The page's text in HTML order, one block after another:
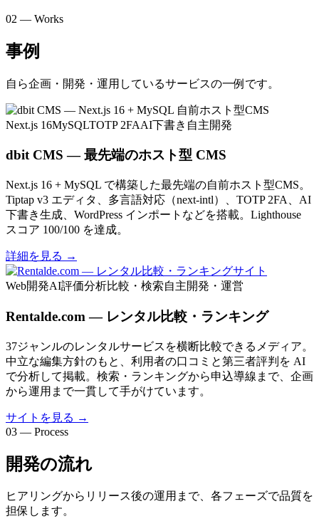
02 — Works
事例
自ら企画・開発・運用しているサービスの一例です。
Next.js 16MySQLTOTP 2FAAI下書き 自主開発
dbit CMS — 最先端のホスト型 CMS
Next.js 16 + MySQL で構築した最先端の自前ホスト型CMS。
Tiptap v3 エディタ、多言語対応（next-intl）、TOTP 2FA、AI
下書き生成、WordPress インポートなどを搭載。Lighthouse
スコア 100/100 を達成。
詳細を見る →
Web開発AI評価分析比較・検索自主開発・運営
Rentalde.com — レンタル比較・ランキング
37ジャンルのレンタルサービスを横断比較できるメディア。
中立な編集方針のもと、利用者の口コミと第三者評判を AI
で分析して掲載。検索・ランキングから申込導線まで、企画
から運用まで一貫して手がけています。
サイトを見る →
03 — Process
開発の流れ
ヒアリングからリリース後の運用まで、各フェーズで品質を
担保します。